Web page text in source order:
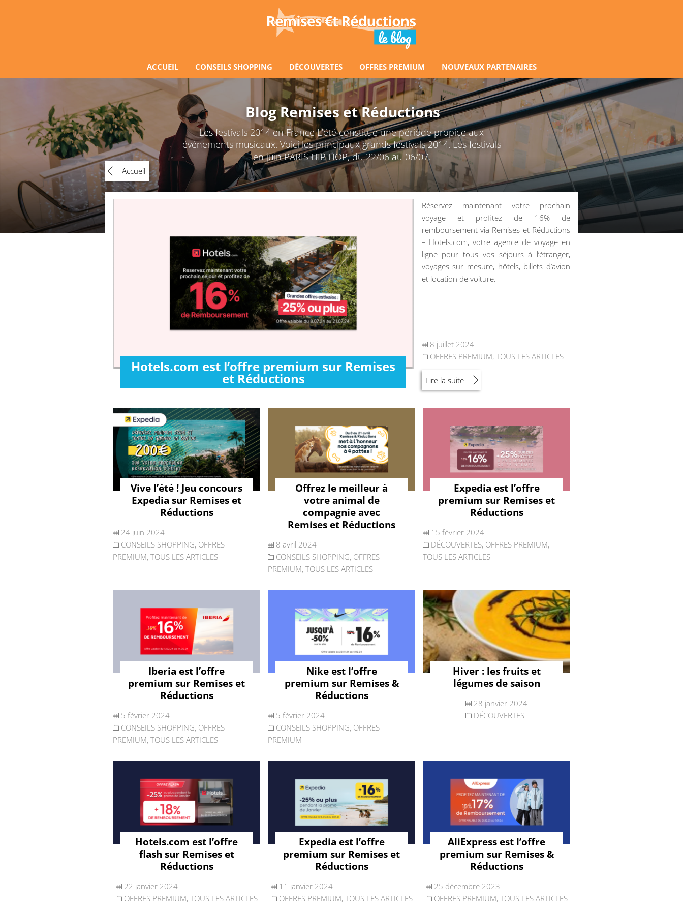
ACCUEIL CONSEILS SHOPPING DÉCOUVERTES OFFRES PREMIUM NOUVEAUX PARTENAIRES
Blog Remises et Réductions
Les festivals 2014 en France L’été constitue une période propice aux
événements musicaux. Voici les principaux grands festivals 2014. Les festivals
en juin PARIS HIP HOP, du 22/06 au 06/07.
Accueil
Hotels.com est l’offre premium sur Remises
et Réductions
Réservez maintenant votre prochain
voyage et profitez de 16% de
remboursement via Remises et Réductions
– Hotels.com, votre agence de voyage en
ligne pour tous vos séjours à l’étranger,
voyages sur mesure, hôtels, billets d’avion
et location de voiture.
8 juillet 2024
OFFRES PREMIUM, TOUS LES ARTICLES
Lire la suite
Vive l’été ! Jeu concours
Expedia sur Remises et
Réductions
24 juin 2024
CONSEILS SHOPPING, OFFRES
PREMIUM, TOUS LES ARTICLES
Offrez le meilleur à
votre animal de
compagnie avec
Remises et Réductions
8 avril 2024
CONSEILS SHOPPING, OFFRES
PREMIUM, TOUS LES ARTICLES
Expedia est l’offre
premium sur Remises et
Réductions
15 février 2024
DÉCOUVERTES, OFFRES PREMIUM,
TOUS LES ARTICLES
Iberia est l’offre
premium sur Remises et
Réductions
5 février 2024
CONSEILS SHOPPING, OFFRES
PREMIUM, TOUS LES ARTICLES
Nike est l’offre
premium sur Remises &
Réductions
5 février 2024
CONSEILS SHOPPING, OFFRES
PREMIUM
Hiver : les fruits et
légumes de saison
28 janvier 2024
DÉCOUVERTES
Hotels.com est l’offre
flash sur Remises et
Réductions
22 janvier 2024
OFFRES PREMIUM, TOUS LES ARTICLES
Expedia est l’offre
premium sur Remises et
Réductions
11 janvier 2024
OFFRES PREMIUM, TOUS LES ARTICLES
AliExpress est l’offre
premium sur Remises &
Réductions
25 décembre 2023
OFFRES PREMIUM, TOUS LES ARTICLES